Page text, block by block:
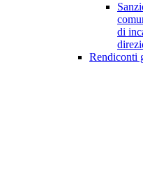
di
Rendiconti